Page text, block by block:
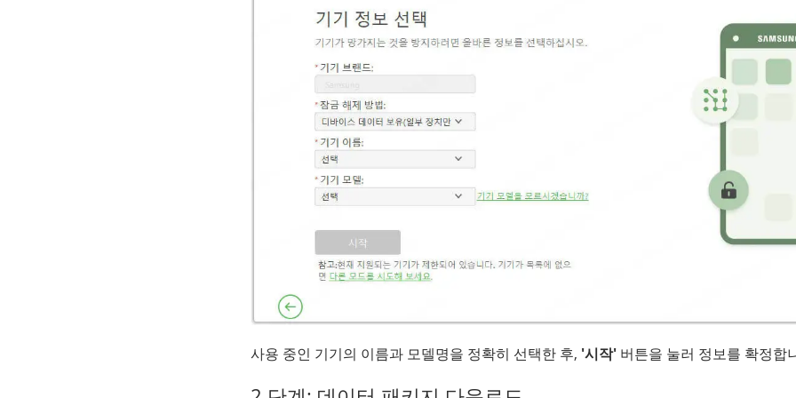
사용 중인 기기의 이름과 모델명을 정확히 선택한 후, '시작' 버튼을 눌러 정보를 확정합